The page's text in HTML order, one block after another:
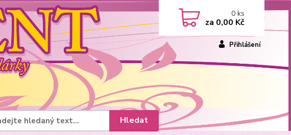
Přihlášení
Hledat
0ks
za 0,00 Kč